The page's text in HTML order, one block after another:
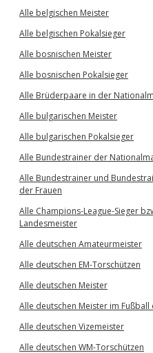
Alle belgischen Meister
Alle belgischen Pokalsieger
Alle bosnischen Meister
Alle bosnischen Pokalsieger
Alle Brüderpaare in der
Alle bulgarischen Meister
Alle bulgarischen Pokalsieger
Alle Bundestrainer der
Alle Bundestrainer und
der Frauen
Alle Champions-League-Sieger
Landesmeister
Alle deutschen Amateurmeister
Alle deutschen EM-Torschützen
Alle deutschen Meister
Alle deutschen Meister im Fußball
Alle deutschen Vizemeister
Alle deutschen WM-Torschützen